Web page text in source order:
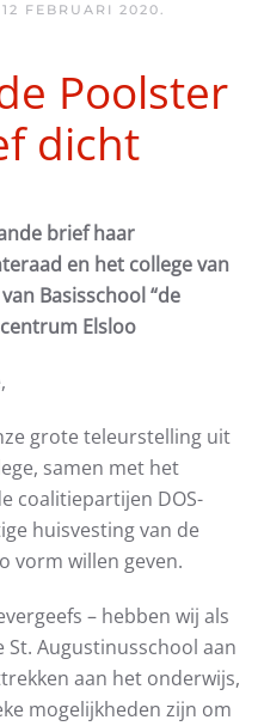
12 FEBRUARI 2020.
Poolster
dicht
brief haar
en het college van
Basisschool “de
Elsloo
grote teleurstelling uit
samen met het
coalitiepartijen DOS-
huisvesting van de
vorm willen geven.
– hebben wij als
St. Augustinusschool aan
aan het onderwijs,
mogelijkheden zijn om